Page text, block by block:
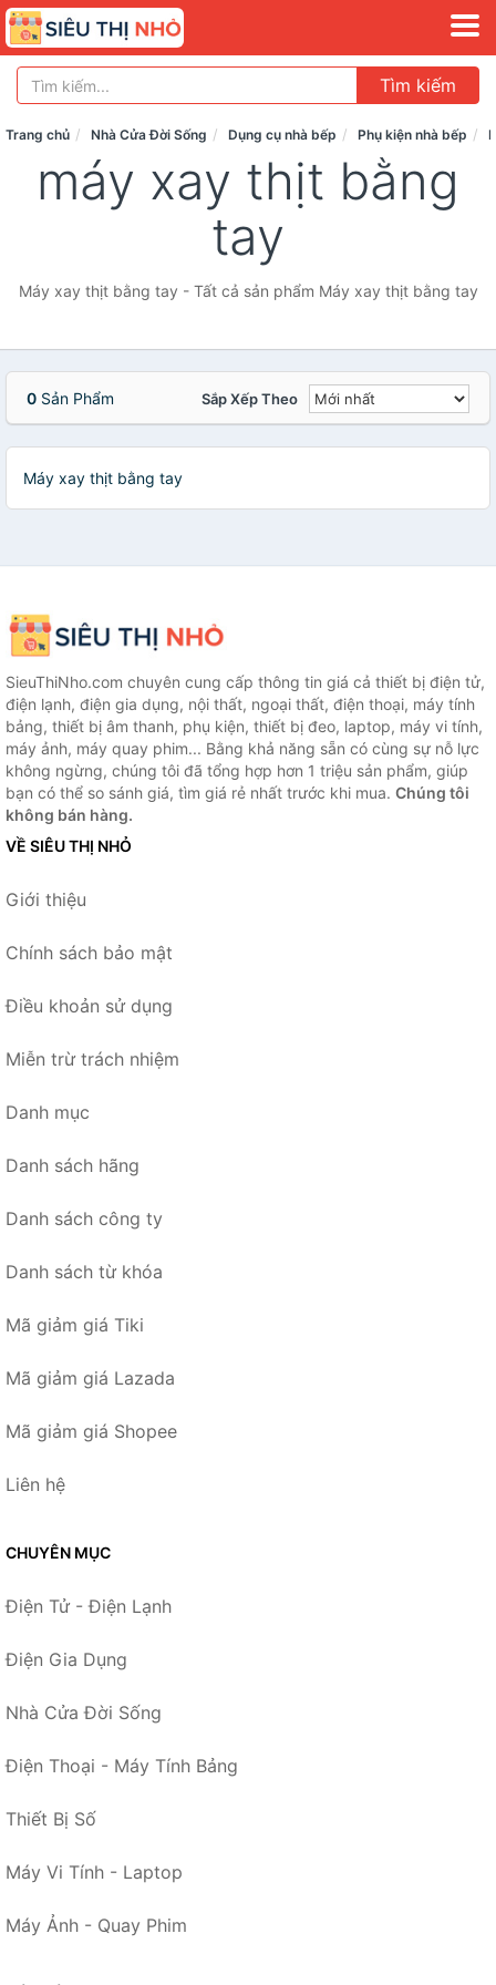
Tìm kiếm
Trang chủ Nhà Cửa Đời Sống Dụng cụ nhà bếp Phụ kiện nhà bếp
máy xay thịt bằng
tay
Máy xay thịt bằng tay - Tất cả sản phẩm Máy xay thịt bằng tay
0 Sản Phẩm Sắp Xếp Theo
Máy xay thịt bằng tay
SieuThiNho.com chuyên cung cấp thông tin giá cả thiết bị điện tử,
điện lạnh, điện gia dụng, nội thất, ngoại thất, điện thoại, máy tính
bảng, thiết bị âm thanh, phụ kiện, thiết bị đeo, laptop, máy vi tính,
máy ảnh, máy quay phim... Bằng khả năng sẵn có cùng sự nỗ lực
không ngừng, chúng tôi đã tổng hợp hơn 1 triệu sản phẩm, giúp
bạn có thể so sánh giá, tìm giá rẻ nhất trước khi mua. Chúng tôi
không bán hàng.
VỀ SIÊU THỊ NHỎ
Giới thiệu
Chính sách bảo mật
Điều khoản sử dụng
Miễn trừ trách nhiệm
Danh mục
Danh sách hãng
Danh sách công ty
Danh sách từ khóa
Mã giảm giá Tiki
Mã giảm giá Lazada
Mã giảm giá Shopee
Liên hệ
CHUYÊN MỤC
Điện Tử - Điện Lạnh
Điện Gia Dụng
Nhà Cửa Đời Sống
Điện Thoại - Máy Tính Bảng
Thiết Bị Số
Máy Vi Tính - Laptop
Máy Ảnh - Quay Phim